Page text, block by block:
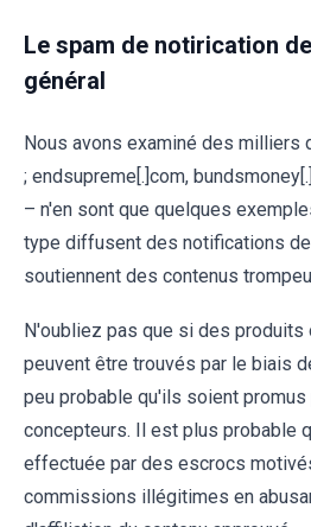
Le spam de notirication
général
Nous avons examiné des milliers
; endsupreme[.]com,
– n'en sont que quelques
type diffusent des notifications
soutiennent des contenus
N'oubliez pas que si des
peuvent être trouvés par le biais
peu probable qu'ils soient
concepteurs. Il est plus probable
effectuée par des escrocs
commissions illégitimes en